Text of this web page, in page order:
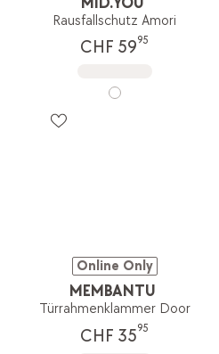
Rausfallschutz Amori
CHF 5995
Online Only
MEMBANTU
Türrahmenklammer Door
CHF 3595